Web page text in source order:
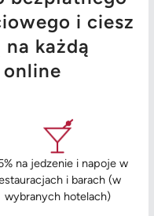
i ciesz
na każdą
na jedzenie i napoje w
i barach (w
wybranych hotelach)